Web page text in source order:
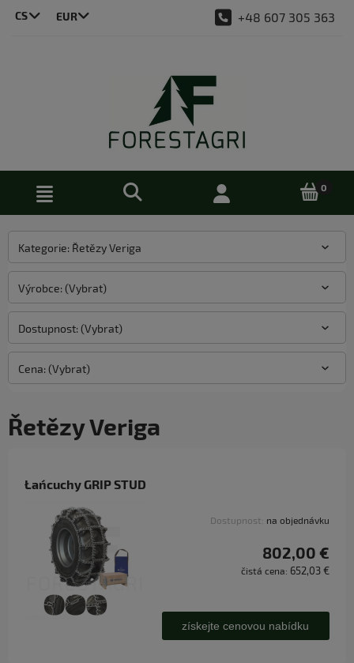
CS +48 607 305 363
Kategorie: Řetězy Veriga
Výrobce: (Vybrat)
Dostupnost: (Vybrat)
Cena: (Vybrat)
Řetězy Veriga
Łańcuchy GRIP STUD
Dostupnost: na objednávku
802,00 €
čistá cena: 652,03 €
získejte cenovou nabídku